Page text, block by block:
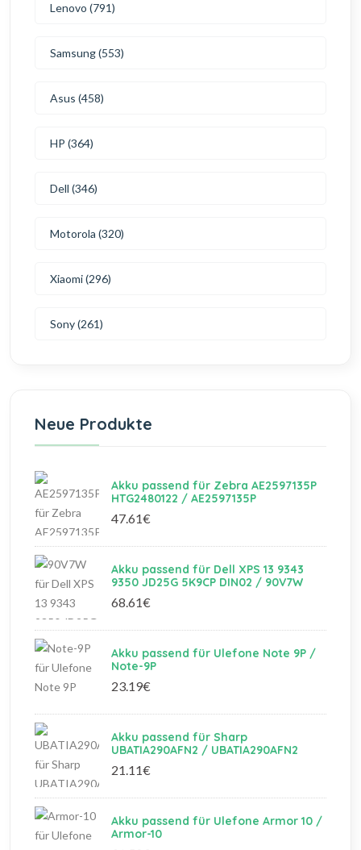
Lenovo (791)
Samsung (553)
Asus (458)
HP (364)
Dell (346)
Motorola (320)
Xiaomi (296)
Sony (261)
Neue Produkte
Akku passend für Zebra AE2597135P
HTG2480122 / AE2597135P
47.61€
Akku passend für Dell XPS 13 9343
9350 JD25G 5K9CP DIN02 / 90V7W
68.61€
Akku passend für Ulefone Note 9P /
Note-9P
23.19€
Akku passend für Sharp
UBATIA290AFN2 / UBATIA290AFN2
21.11€
Akku passend für Ulefone Armor 10 /
Armor-10